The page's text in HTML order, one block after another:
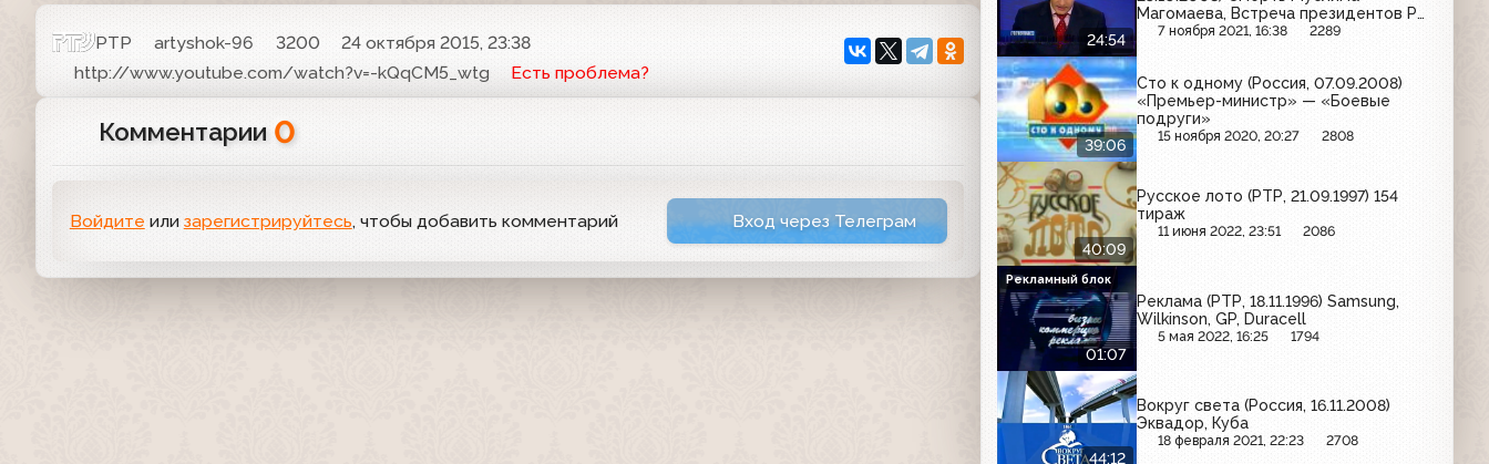
РТР artyshok-96 3200
24 октября 2015, 23:38
http://www.youtube.com/watch?v=-kQqCM5_wtg
Есть проблема?
Комментарии 0
Войдите или зарегистрируйтесь, чтобы добавить комментарий Вход через Телеграм
24:54
Магомаева, Встреча президентов РФ
и Беларуси, Задержки авиарейсов,
7 ноября 2021, 16:38 2289
39:06
Сто к одному (Россия, 07.09.2008)
«Премьер-министр» — «Боевые
подруги»
15 ноября 2020, 20:27 2808
40:09
Русское лото (РТР, 21.09.1997) 154
тираж
11 июня 2022, 23:51 2086
01:07
Реклама (РТР, 18.11.1996) Samsung,
Wilkinson, GP, Duracell
5 мая 2022, 16:25 1794
Рекламный блок
44:12
Вокруг света (Россия, 16.11.2008)
Эквадор, Куба
18 февраля 2021, 22:23 2708